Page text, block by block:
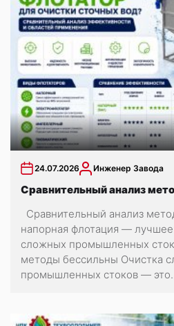
24.07.2026 Инженер Завода
Сравнительный анализ
Сравнительный анализ
напорная флотация —
сложных промышленных
методы бессильны Очистка
промышленных стоков —